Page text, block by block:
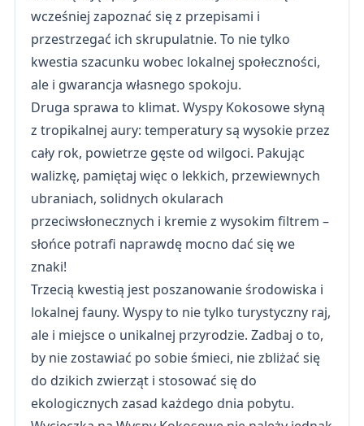
wcześniej zapoznać się z przepisami i
przestrzegać ich skrupulatnie. To nie tylko
kwestia szacunku wobec lokalnej społeczności,
ale i gwarancja własnego spokoju.
Druga sprawa to klimat. Wyspy Kokosowe słyną
z tropikalnej aury: temperatury są wysokie przez
cały rok, powietrze gęste od wilgoci. Pakując
walizkę, pamiętaj więc o lekkich, przewiewnych
ubraniach, solidnych okularach
przeciwsłonecznych i kremie z wysokim filtrem –
słońce potrafi naprawdę mocno dać się we
znaki!
Trzecią kwestią jest poszanowanie środowiska i
lokalnej fauny. Wyspy to nie tylko turystyczny raj,
ale i miejsce o unikalnej przyrodzie. Zadbaj o to,
by nie zostawiać po sobie śmieci, nie zbliżać się
do dzikich zwierząt i stosować się do
ekologicznych zasad każdego dnia pobytu.